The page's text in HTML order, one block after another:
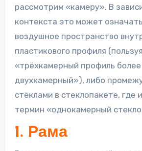
рассмотрим «камеру». В
контекста это может
воздушное пространство
пластикового профиля
«трёхкамерный профиль
двухкамерный»), либо
стёклами в стеклопакете, где
термин «однокамерный
1. Рама